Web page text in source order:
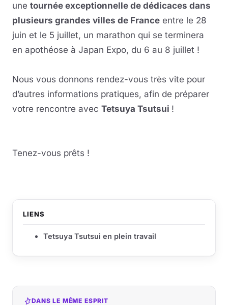
une tournée exceptionnelle de dédicaces dans
plusieurs grandes villes de France entre le 28
juin et le 5 juillet, un marathon qui se terminera
en apothéose à Japan Expo, du 6 au 8 juillet !
Nous vous donnons rendez-vous très vite pour
d’autres informations pratiques, afin de préparer
votre rencontre avec Tetsuya Tsutsui !
Tenez-vous prêts !
LIENS
Tetsuya Tsutsui en plein travail
DANS LE MÊME ESPRIT